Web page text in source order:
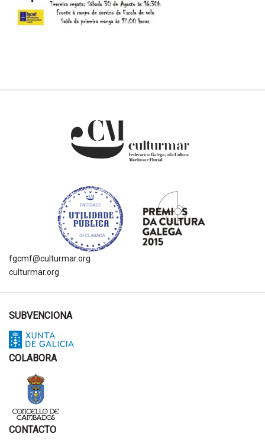
fgcmf@culturmar.org
culturmar.org
SUBVENCIONA
COLABORA
CONTACTO